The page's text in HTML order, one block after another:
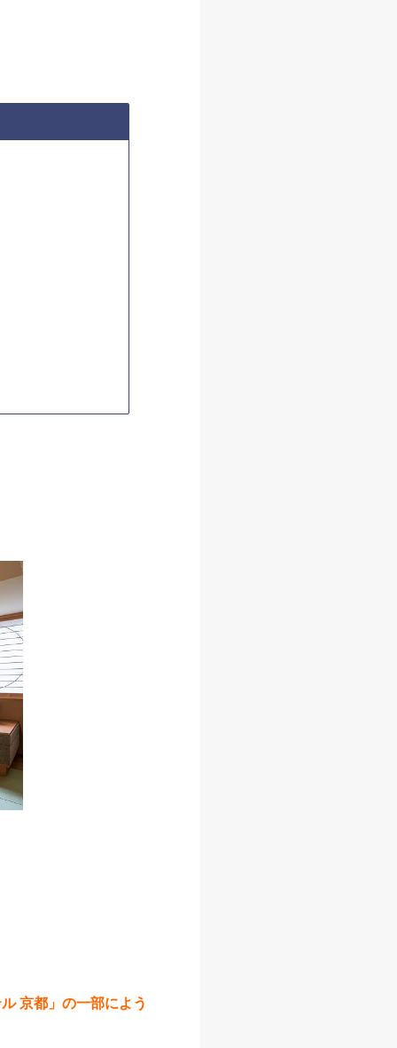
京都」の一部によう